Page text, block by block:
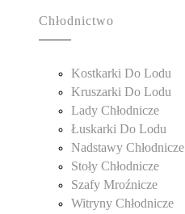
Chłodnictwo
Kostkarki Do Lodu
Kruszarki Do Lodu
Lady Chłodnicze
Łuskarki Do Lodu
Nadstawy Chłodnicze
Stoły Chłodnicze
Szafy Mroźnicze
Witryny Chłodnicze